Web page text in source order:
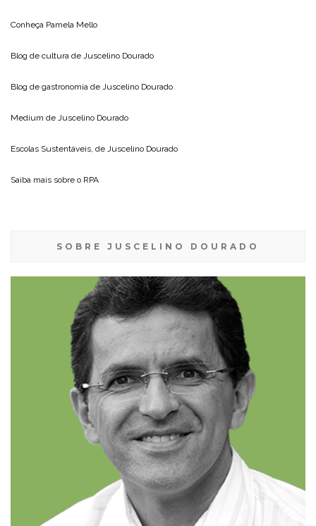
Conheça Pamela Mello
Blog de cultura de Juscelino Dourado
Blog de gastronomia de Juscelino Dourado
Medium de Juscelino Dourado
Escolas Sustentáveis, de Juscelino Dourado
Saiba mais sobre o RPA
SOBRE JUSCELINO DOURADO